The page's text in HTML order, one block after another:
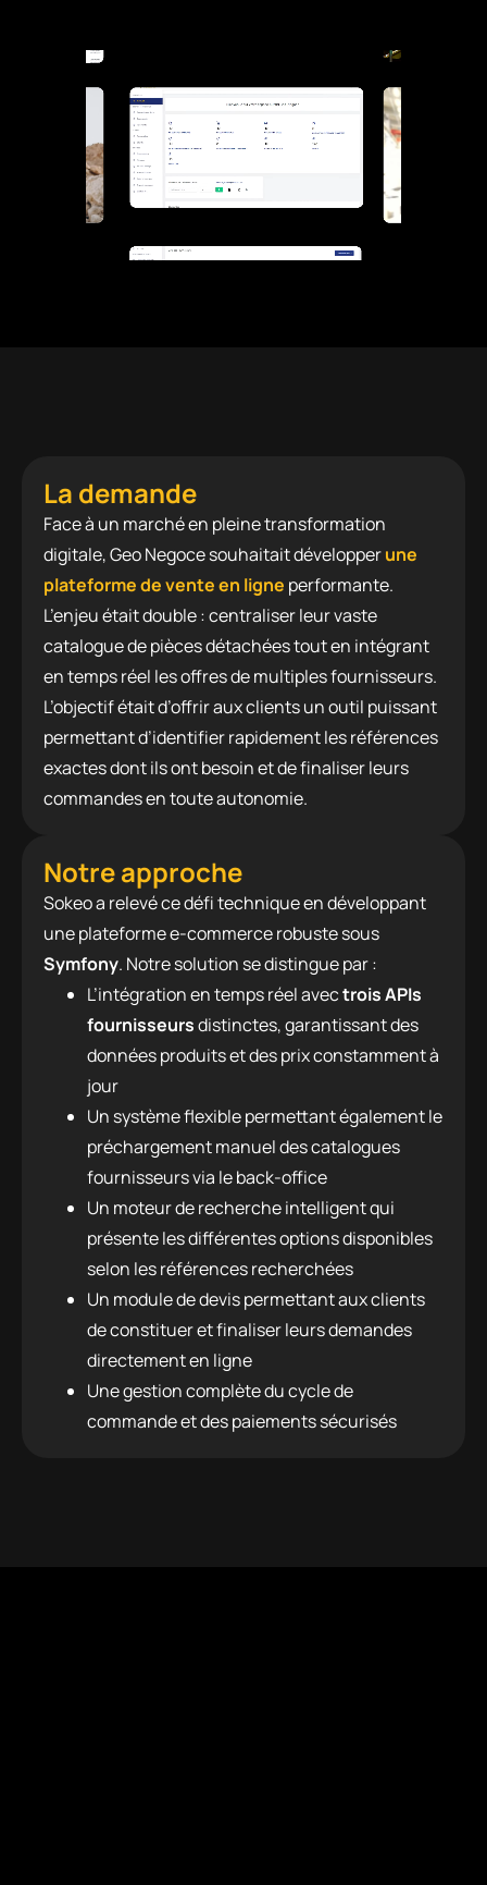
La demande
Face à un marché en pleine transformation
digitale, Geo Negoce souhaitait développerune
plateforme de vente en ligne performante.
L’enjeu était double : centraliser leur vaste
catalogue de pièces détachées tout en intégrant
en temps réel les offres de multiples fournisseurs.
L’objectif était d’offrir aux clients un outil puissant
permettant d’identifier rapidement les références
exactes dont ils ont besoin et de finaliser leurs
commandes en toute autonomie.
Notre approche
Sokeo a relevé ce défi technique en développant
une plateforme e-commerce robuste sous
Symfony. Notre solution se distingue par :
L’intégration en temps réel avectrois APIs
fournisseursdistinctes, garantissant des
données produits et des prix constamment à
jour
Un système flexible permettant également le
préchargement manuel des catalogues
fournisseurs via le back-office
Un moteur de recherche intelligent qui
présente les différentes options disponibles
selon les références recherchées
Un module de devis permettant aux clients
de constituer et finaliser leurs demandes
directement en ligne
Une gestion complète du cycle de
commande et des paiements sécurisés